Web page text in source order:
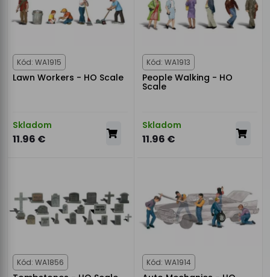
Kód: WA1915
Lawn Workers - HO Scale
Skladom
11.96 €
Kód: WA1913
People Walking - HO
Scale
Skladom
11.96 €
Kód: WA1856 Kód: WA1914